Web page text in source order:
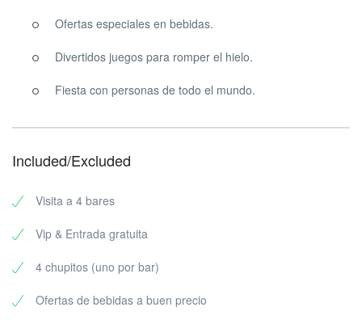
Ofertas especiales en bebidas.
Divertidos juegos para romper el hielo.
Fiesta con personas de todo el mundo.
Included/Excluded
Visita a 4 bares
Vip & Entrada gratuita
4 chupitos (uno por bar)
Ofertas de bebidas a buen precio